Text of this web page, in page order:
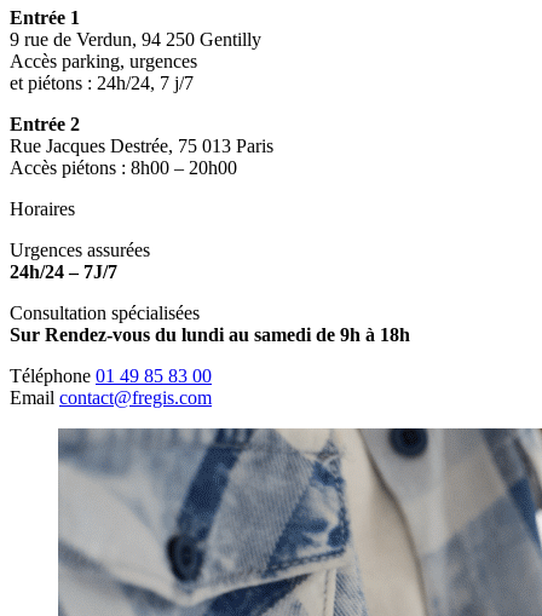
Entrée 1
9 rue de Verdun, 94 250 Gentilly
Accès parking, urgences
et piétons : 24h/24, 7 j/7
Entrée 2
Rue Jacques Destrée, 75 013 Paris
Accès piétons : 8h00 – 20h00
Horaires
Urgences assurées
24h/24 – 7J/7
Consultation spécialisées
Sur Rendez-vous du lundi au samedi de 9h à 18h
Téléphone 01 49 85 83 00
Email contact@fregis.com